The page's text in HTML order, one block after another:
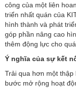
công của một liên
triển nhất quán của
hình thành và phát
góp phần nâng cao
thêm động lực cho
Ý nghĩa của sự kết
Trải qua hơn một thập
bước mở rộng hoạt